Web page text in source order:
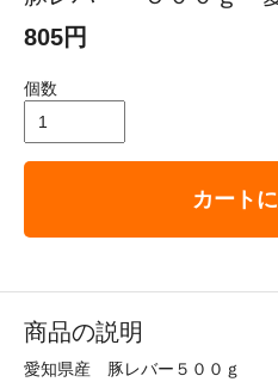
805円
個数
カート
商品の説明
愛知県産 豚レバー５００ｇ